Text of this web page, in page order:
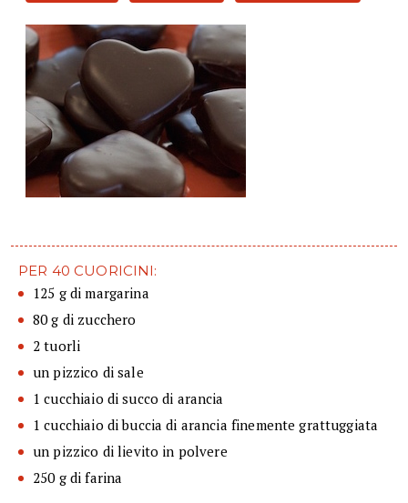
PER 40 CUORICINI:
125 g di margarina
80 g di zucchero
2 tuorli
un pizzico di sale
1 cucchiaio di succo di arancia
1 cucchiaio di buccia di arancia finemente grattuggiata
un pizzico di lievito in polvere
250 g di farina